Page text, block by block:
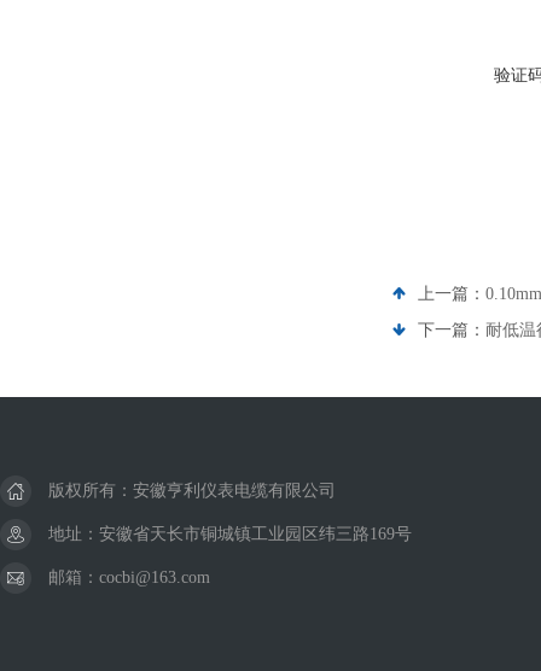
验证
上一篇：
下一篇： 耐低温
版权所有：安徽亨利仪表电缆有限公司
地址：安徽省天长市铜城镇工业园区纬三路169号
邮箱：cocbi@163.com